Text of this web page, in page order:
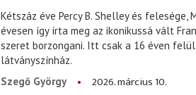
Kétszáz éve Percy B. Shelley és
évesen így írta meg az ikonikussá vált
szeret borzongani. Itt csak a 16 éven
látványszínház.
Szegő György
2026. március 10.